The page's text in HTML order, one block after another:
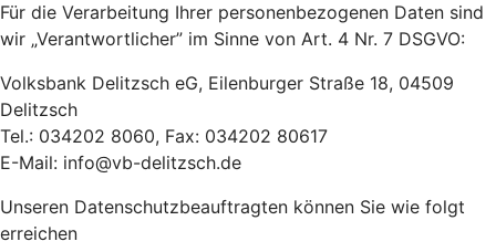
Für die Verarbeitung Ihrer personenbezogenen Daten sind
wir „Verantwortlicher” im Sinne von Art. 4 Nr. 7 DSGVO:
Volksbank Delitzsch eG, Eilenburger Straße 18, 04509
Delitzsch
Tel.: 034202 8060, Fax: 034202 80617
E-Mail: info@vb-delitzsch.de
Unseren Datenschutzbeauftragten können Sie wie folgt
erreichen